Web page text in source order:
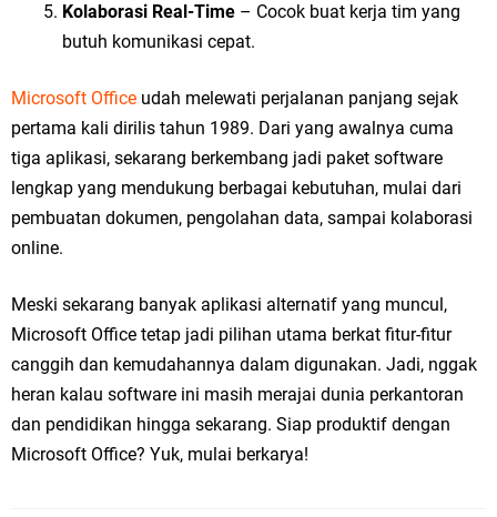
Kolaborasi Real-Time– Cocok buat kerja tim yang
butuh komunikasi cepat.
Microsoft Office udah melewati perjalanan panjang sejak
pertama kali dirilis tahun 1989. Dari yang awalnya cuma
tiga aplikasi, sekarang berkembang jadi paket software
lengkap yang mendukung berbagai kebutuhan, mulai dari
pembuatan dokumen, pengolahan data, sampai kolaborasi
online.
Meski sekarang banyak aplikasi alternatif yang muncul,
Microsoft Office tetap jadi pilihan utama berkat fitur-fitur
canggih dan kemudahannya dalam digunakan. Jadi, nggak
heran kalau software ini masih merajai dunia perkantoran
dan pendidikan hingga sekarang. Siap produktif dengan
Microsoft Office? Yuk, mulai berkarya!